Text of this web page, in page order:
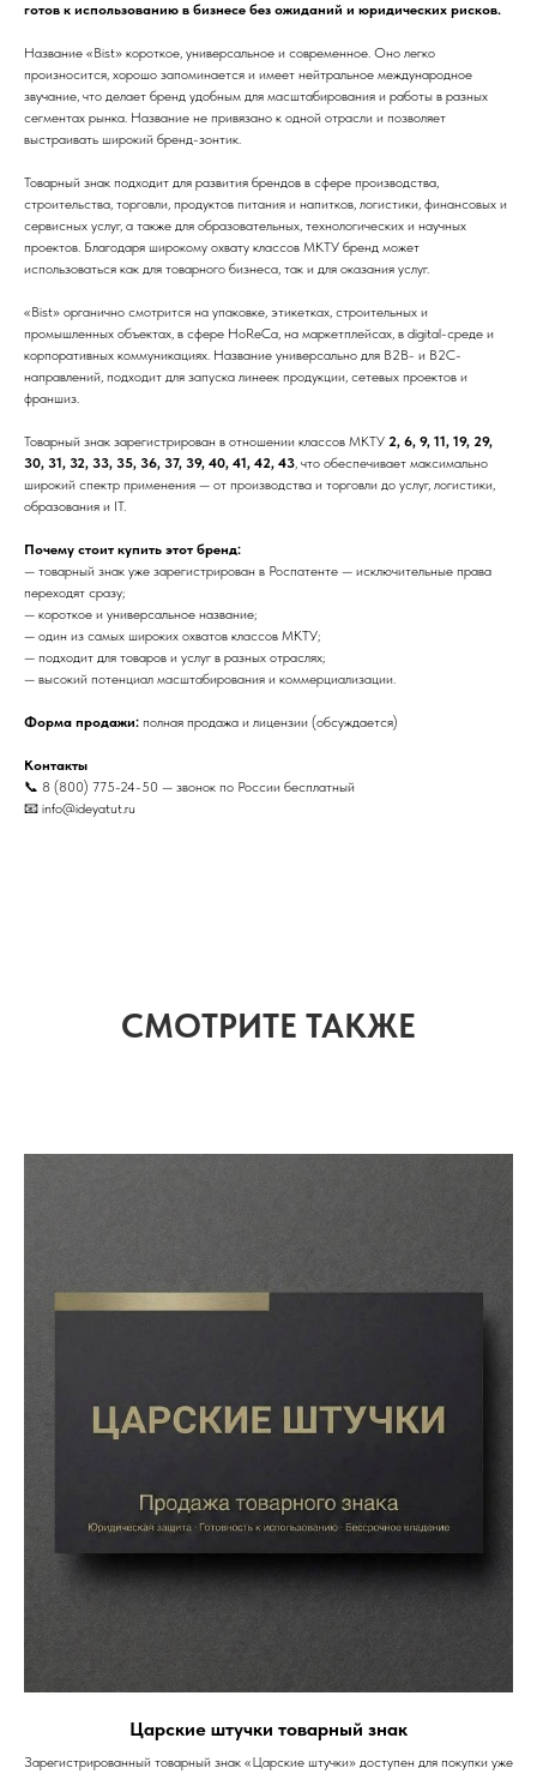
готов к использованию в бизнесе без ожиданий и юридических рисков.
Название «Bist» короткое, универсальное и современное. Оно легко
произносится, хорошо запоминается и имеет нейтральное международное
звучание, что делает бренд удобным для масштабирования и работы в разных
сегментах рынка. Название не привязано к одной отрасли и позволяет
выстраивать широкий бренд-зонтик.
Товарный знак подходит для развития брендов в сфере производства,
строительства, торговли, продуктов питания и напитков, логистики, финансовых и
сервисных услуг, а также для образовательных, технологических и научных
проектов. Благодаря широкому охвату классов МКТУ бренд может
использоваться как для товарного бизнеса, так и для оказания услуг.
«Bist» органично смотрится на упаковке, этикетках, строительных и
промышленных объектах, в сфере HoReCa, на маркетплейсах, в digital-среде и
корпоративных коммуникациях. Название универсально для B2B- и B2C-
направлений, подходит для запуска линеек продукции, сетевых проектов и
франшиз.
Товарный знак зарегистрирован в отношении классов МКТУ 2, 6, 9, 11, 19, 29,
30, 31, 32, 33, 35, 36, 37, 39, 40, 41, 42, 43, что обеспечивает максимально
широкий спектр применения — от производства и торговли до услуг, логистики,
образования и IT.
Почему стоит купить этот бренд:
— товарный знак уже зарегистрирован в Роспатенте — исключительные права
переходят сразу;
— короткое и универсальное название;
— один из самых широких охватов классов МКТУ;
— подходит для товаров и услуг в разных отраслях;
— высокий потенциал масштабирования и коммерциализации.
Форма продажи: полная продажа и лицензии (обсуждается)
Контакты
📞 8 (800) 775-24-50 — звонок по России бесплатный
📧 info@ideyatut.ru
СМОТРИТЕ ТАКЖЕ
Царские штучки товарный знак
Зарегистрированный товарный знак «Царские штучки» доступен для покупки уже